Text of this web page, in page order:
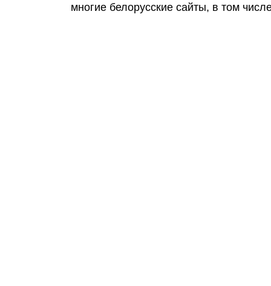
многие белорусские сайты, в том